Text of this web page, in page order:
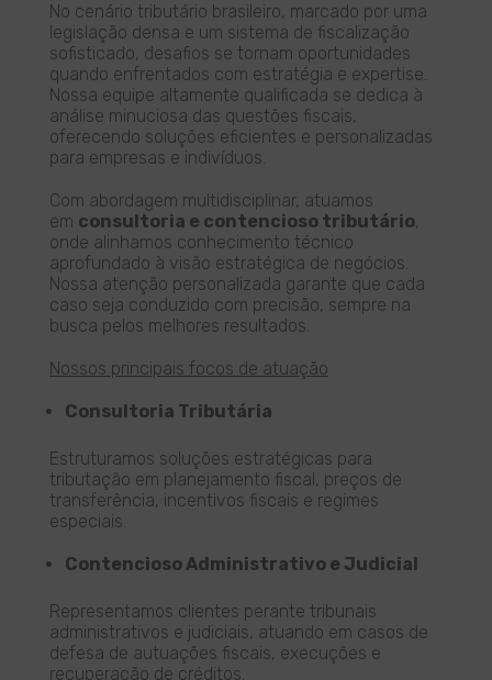
No cenário tributário brasileiro, marcado por uma
legislação densa e um sistema de fiscalização
sofisticado, desafios se tornam oportunidades
quando enfrentados com estratégia e expertise.
Nossa equipe altamente qualificada se dedica à
análise minuciosa das questões fiscais,
oferecendo soluções eficientes e personalizadas
para empresas e indivíduos.
Com abordagem multidisciplinar, atuamos
em consultoria e contencioso tributário,
onde alinhamos conhecimento técnico
aprofundado à visão estratégica de negócios.
Nossa atenção personalizada garante que cada
caso seja conduzido com precisão, sempre na
busca pelos melhores resultados.
Nossos principais focos de atuação
Consultoria Tributária
Estruturamos soluções estratégicas para
tributação em planejamento fiscal, preços de
transferência, incentivos fiscais e regimes
especiais.
Contencioso Administrativo e Judicial
Representamos clientes perante tribunais
administrativos e judiciais, atuando em casos de
defesa de autuações fiscais, execuções e
recuperação de créditos.